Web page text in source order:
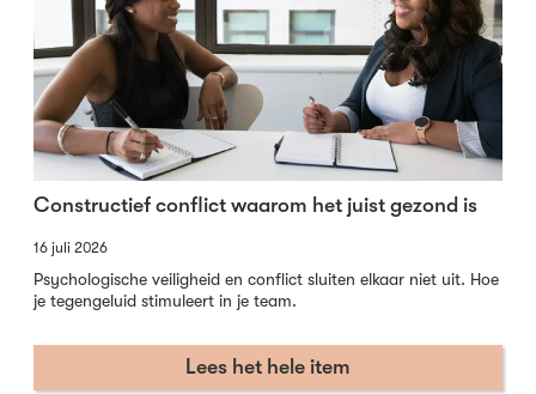
Constructief conflict waarom het juist gezond is
16 juli 2026
Psychologische veiligheid en conflict sluiten elkaar niet uit. Hoe
je tegengeluid stimuleert in je team.
Lees het hele item